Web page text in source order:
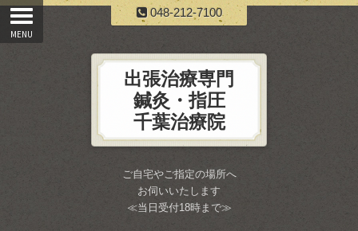
048-212-7100
出張治療専門
鍼灸・指圧
千葉治療院
ご自宅やご指定の場所へ
お伺いいたします
≪当日受付18時まで≫